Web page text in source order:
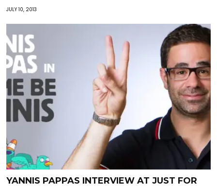
JULY 10, 2013
YANNIS PAPPAS INTERVIEW AT JUST FOR